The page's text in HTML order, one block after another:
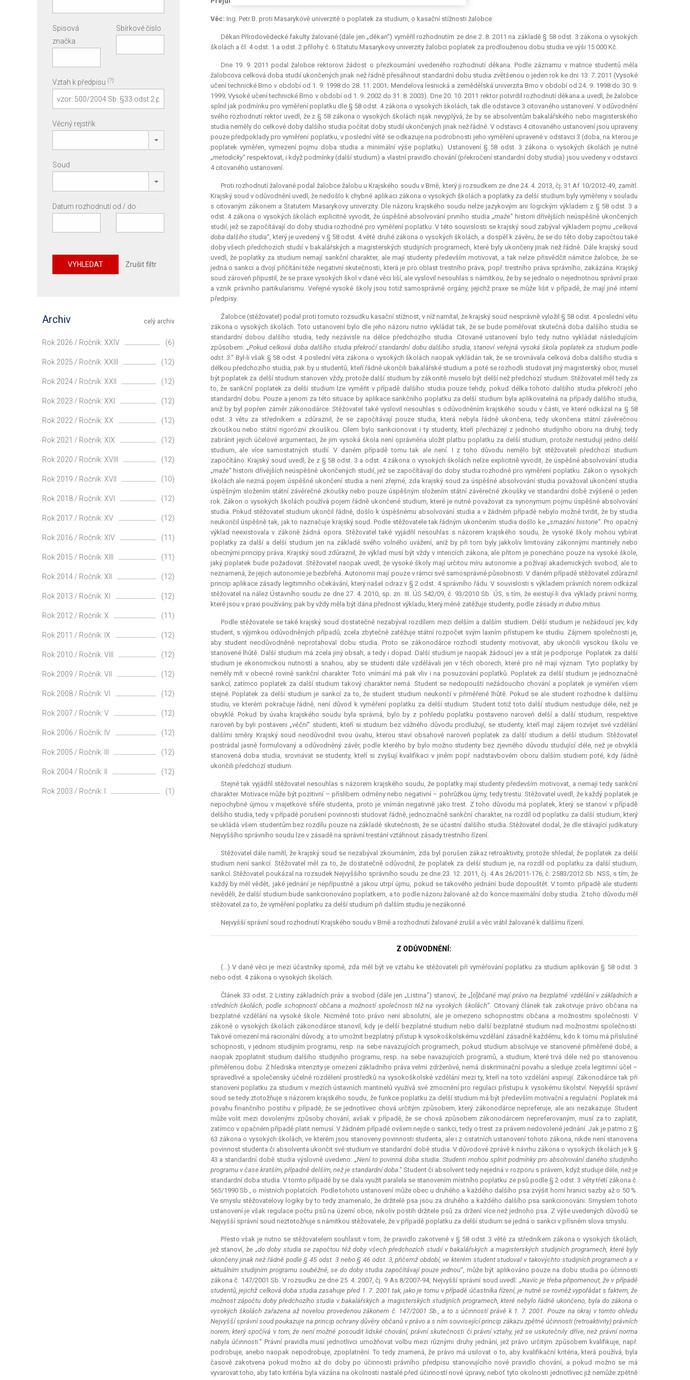
Věc: Ing. Petr B. proti Masarykově univerzitě o poplatek za studium, o kasační stížnosti žalobce.
Děkan Přírodovědecké fakulty žalované (dále jen „děkan“) vyměřil rozhodnutím ze dne 2. 8. 2011 na základě § 58 odst. 3 zákona o vysokých
školách a čl. 4 odst. 1 a odst. 2 přílohy č. 6 Statutu Masarykovy univerzity žalobci poplatek za prodlouženou dobu studia ve výši 15 000 Kč.
Dne 19. 9. 2011 podal žalobce rektorovi žádost o přezkoumání uvedeného rozhodnutí děkana. Podle záznamu v matrice studentů měla
žalobcova celková doba studií ukončených jinak než řádně přesáhnout standardní dobu studia zvětšenou o jeden rok ke dni 13. 7. 2011 (Vysoké
učení technické Brno v období od 1. 9. 1998 do 28. 11. 2001; Mendelova lesnická a zemědělská univerzita Brno v období od 24. 9. 1998 do 30. 9.
1999; Vysoké učení technické Brno v období od 1. 9. 2002 do 31. 8. 2003). Dne 20. 10. 2011 rektor potvrdil rozhodnutí děkana a uvedl, že žalobce
splnil jak podmínku pro vyměření poplatku dle § 58 odst. 4 zákona o vysokých školách, tak dle odstavce 3 citovaného ustanovení. V odůvodnění
svého rozhodnutí rektor uvedl, že z § 58 zákona o vysokých školách nijak nevyplývá, že by se absolventům bakalářského nebo magisterského
studia neměly do celkové doby dalšího studia počítat doby studií ukončených jinak než řádně. V odstavci 4 citovaného ustanovení jsou upraveny
pouze předpoklady pro vyměření poplatku, v poslední větě se odkazuje na podrobnosti jeho vyměření upravené v odstavci 3 (doba, na kterou je
poplatek vyměřen, vymezení pojmu doba studia a minimální výše poplatku). Ustanovení § 58 odst. 3 zákona o vysokých školách je nutné
„metodicky“ respektovat, i když podmínky (další studium) a vlastní pravidlo chování (překročení standardní doby studia) jsou uvedeny v odstavci
4 citovaného ustanovení.
Proti rozhodnutí žalované podal žalobce žalobu u Krajského soudu v Brně, který ji rozsudkem ze dne 24. 4. 2013, čj. 31 Af 10/2012-49, zamítl.
Krajský soud v odůvodnění uvedl, že nedošlo k chybné aplikaci zákona o vysokých školách a poplatky za delší studium byly vyměřeny v souladu
s citovaným zákonem a Statutem Masarykovy univerzity. Dle názoru krajského soudu nelze jazykovým ani logickým výkladem z § 58 odst. 3 a
odst. 4 zákona o vysokých školách explicitně vyvodit, že úspěšné absolvování prvního studia „maže“ historii dřívějších neúspěšně ukončených
studií, jež se započítávají do doby studia rozhodné pro vyměření poplatku. V této souvislosti se krajský soud zabýval výkladem pojmu „celková
doba dalšího studia“, který je uvedený v § 58 odst. 4 větě druhé zákona o vysokých školách, a dospěl k závěru, že se do této doby započtou také
doby všech předchozích studií v bakalářských a magisterských studijních programech, které byly ukončeny jinak než řádně. Dále krajský soud
uvedl, že poplatky za studium nemají sankční charakter, ale mají studenty především motivovat, a tak nelze přisvědčit námitce žalobce, že se
jedná o sankci a dvojí přičítání téže negativní skutečnosti, která je pro oblast trestního práva, popř. trestního práva správního, zakázána. Krajský
soud zároveň připustil, že se praxe vysokých škol v dané věci liší, ale vyslovil nesouhlas s námitkou, že by se jednalo o nejednotnou správní praxi
a vznik právního partikularismu. Veřejné vysoké školy jsou totiž samosprávné orgány, jejichž praxe se může lišit v případě, že mají jiné interní
předpisy.
Žalobce (stěžovatel) podal proti tomuto rozsudku kasační stížnost, v níž namítal, že krajský soud nesprávně vyložil § 58 odst. 4 poslední větu
zákona o vysokých školách. Toto ustanovení bylo dle jeho názoru nutno vykládat tak, že se bude poměřovat skutečná doba dalšího studia se
standardní dobou dalšího studia, tedy nezávisle na délce předchozího studia. Citované ustanovení bylo tedy nutno vykládat následujícím
způsobem: „Pokud celková doba dalšího studia překročí standardní dobu dalšího studia, stanoví veřejná vysoká škola poplatek za studium podle
odst. 3.“ Byl-li však § 58 odst. 4 poslední věta zákona o vysokých školách naopak vykládán tak, že se srovnávala celková doba dalšího studia s
délkou předchozího studia, pak by u studentů, kteří řádně ukončili bakalářské studium a poté se rozhodli studovat jiný magisterský obor, musel
být poplatek za delší studium stanoven vždy, protože další studium by zákonitě muselo být delší než předchozí studium. Stěžovatel měl tedy za
to, že sankční poplatek za delší studium lze vyměřit v případě dalšího studia pouze tehdy, pokud délka tohoto dalšího studia překročí jeho
standardní dobu. Pouze a jenom za této situace by aplikace sankčního poplatku za delší studium byla aplikovatelná na případy dalšího studia,
aniž by byl popřen záměr zákonodárce. Stěžovatel také vyslovil nesouhlas s odůvodněním krajského soudu v části, ve které odkázal na § 58
odst. 3 větu za středníkem a zdůraznil, že se započítávají pouze studia, která nebyla řádně ukončena, tedy ukončena státní závěrečnou
zkouškou nebo státnírigorózní zkouškou. Cílem bylo sankcionovat i ty studenty, kteří přecházejí z jednoho studijního oboru na druhý, tedy
zabránit jejich účelové argumentaci, že jim vysoká škola není oprávněna uložit platbu poplatku za delší studium, protože nestudují jedno delší
studium, ale více samostatných studií. V daném případě tomu tak ale není. I z toho důvodu nemělo být stěžovateli předchozí studium
započítáno. Krajský soud uvedl, že z § 58 odst. 3 a odst. 4 zákona o vysokých školách nelze explicitně vyvodit, že úspěšné absolvování studia
„maže“ historii dřívějších neúspěšně ukončených studií, jež se započítávají do doby studia rozhodné pro vyměření poplatku. Zákon o vysokých
školách ale nezná pojem úspěšné ukončení studia a není zřejmé, zda krajský soud za úspěšné absolvování studia považoval ukončení studia
úspěšným složením státní závěrečné zkoušky nebo pouze úspěšným složením státní závěrečné zkoušky ve standardní době zvýšené o jeden
rok. Zákon o vysokých školách používá pojem řádně ukončené studium, které je nutné považovat za synonymum pojmu úspěšné absolvování
studia. Pokud stěžovatel studium ukončil řádně, došlo k úspěšnému absolvování studia a v žádném případě nebylo možné tvrdit, že by studia
neukončil úspěšně tak, jak to naznačuje krajský soud. Podle stěžovatele tak řádným ukončením studia došlo ke „smazání historie“. Pro opačný
výklad neexistovala v zákoně žádná opora. Stěžovatel také vyjádřil nesouhlas s názorem krajského soudu, že vysoké školy mohou vybírat
poplatky za další a delší studium jen na základě svého volného uvážení, aniž by při tom byly jakkoliv limitovány zákonnými mantinely nebo
obecnými principy práva. Krajský soud zdůraznil, že výklad musí být vždy v intencích zákona, ale přitom je ponecháno pouze na vysoké škole,
jaký poplatek bude požadovat. Stěžovatel naopak uvedl, že vysoké školy mají určitou míru autonomie a požívají akademických svobod, ale to
neznamená, že jejich autonomie je bezbřehá. Autonomii mají pouze v rámci své samosprávné působnosti. V daném případě stěžovatel zdůraznil
princip aplikace zásady legitimního očekávání, který našel odraz v § 2 odst. 4 správního řádu. V souvislosti s výkladem právních norem odkázal
stěžovatel na nález Ústavního soudu ze dne 27. 4. 2010, sp. zn. III. ÚS 542/09, č. 93/2010 Sb. ÚS, s tím, že existují-li dva výklady právní normy,
které jsou v praxi používány, pak by vždy měla být dána přednost výkladu, který méně zatěžuje studenty, podle zásady in dubio mitius.
Podle stěžovatele se také krajský soud dostatečně nezabýval rozdílem mezi delším a dalším studiem. Delší studium je nežádoucí jev, kdy
student, s výjimkou odůvodněných případů, zcela zbytečně zatěžuje státní rozpočet svým laxním přístupem ke studiu. Zájmem společnosti je,
aby student neodůvodněně neprotahoval dobu studia. Proto se zákonodárce rozhodl studenty motivovat, aby ukončili vysokou školu ve
stanovené lhůtě. Další studium má zcela jiný obsah, a tedy i dopad. Další studium je naopak žádoucí jev a stát je podporuje. Poplatek za další
studium je ekonomickou nutností a snahou, aby se studenti dále vzdělávali jen v těch oborech, které pro ně mají význam. Tyto poplatky by
neměly mít v obecné rovině sankční charakter. Toto vnímání má pak vliv i na posuzování poplatků. Poplatek za delší studium je jednoznačně
sankcí, zatímco poplatek za další studium takový charakter nemá. Student se nedopouští nežádoucího chování a poplatek je vyměřen všem
stejně. Poplatek za delší studium je sankcí za to, že student studium neukončí v přiměřené lhůtě. Pokud se ale student rozhodne k dalšímu
studiu, ve kterém pokračuje řádně, není důvod k vyměření poplatku za delší studium. Student totiž toto další studium nestuduje déle, než je
obvyklé. Pokud by úvaha krajského soudu byla správná, bylo by z pohledu poplatku postaveno naroveň delší a další studium, respektive
naroveň by byli postaveni „věční“ studenti, kteří si studium bez vážného důvodu prodlužují, se studenty, kteří mají zájem rozvíjet své vzdělání
dalšími směry. Krajský soud neodůvodnil svou úvahu, kterou staví obsahově naroveň poplatek za další studium a delší studium. Stěžovatel
postrádal jasně formulovaný a odůvodněný závěr, podle kterého by bylo možno studenty bez zjevného důvodu studující déle, než je obvyklá
stanovená doba studia, srovnávat se studenty, kteří si zvyšují kvalifikaci v jiném popř. nadstavbovém oboru dalším studiem poté, kdy řádně
ukončili předchozí studium.
Stejně tak vyjádřil stěžovatel nesouhlas s názorem krajského soudu, že poplatky mají studenty především motivovat, a nemají tedy sankční
charakter. Motivace může být pozitivní – příslibem odměny nebo negativní – pohrůžkou újmy, tedy trestu. Stěžovatel uvedl, že každý poplatek je
nepochybně újmou v majetkové sféře studenta, proto je vnímán negativně jako trest. Z toho důvodu má poplatek, který se stanoví v případě
delšího studia, tedy v případě porušení povinnosti studovat řádně, jednoznačně sankční charakter, na rozdíl od poplatku za další studium, který
se ukládá všem studentům bez rozdílu pouze na základě skutečnosti, že se účastní dalšího studia. Stěžovatel dodal, že dle stávající judikatury
Nejvyššího správního soudu lze v zásadě na správní trestání vztáhnout zásady trestního řízení.
Stěžovatel dále namítl, že krajský soud se nezabýval zkoumáním, zda byl porušen zákaz retroaktivity, protože shledal, že poplatek za delší
studium není sankcí. Stěžovatel měl za to, že dostatečně odůvodnil, že poplatek za delší studium je, na rozdíl od poplatku za další studium,
sankcí. Stěžovatel poukázal na rozsudek Nejvyššího správního soudu ze dne 23. 12. 2011, čj. 4 As 26/2011-176, č. 2583/2012 Sb. NSS, s tím, že
každý by měl vědět, jaké jednání je nepřípustné a jakou utrpí újmu, pokud se takového jednání bude dopouštět. V tomto případě ale studenti
nevěděli, že další studium bude sankcionováno poplatkem, a to podle názoru žalované až do konce maximální doby studia. Z toho důvodu měl
stěžovatel za to, že vyměření poplatku za delší studium při dalším studiu je nezákonné.
Nejvyšší správní soud rozhodnutí Krajského soudu v Brně a rozhodnutí žalované zrušil a věc vrátil žalované k dalšímu řízení.
Z ODŮVODNĚNÍ:
(...) V dané věci je mezi účastníky sporné, zda měl být ve vztahu ke stěžovateli při vyměřování poplatku za studium aplikován § 58 odst. 3
nebo odst. 4 zákona o vysokých školách.
Článek 33 odst. 2 Listiny základních práv a svobod (dále jen „Listina“) stanoví, že „[o] bčané mají právo na bezplatné vzdělání v základních a
středních školách, podle schopností občana a možností společnosti též na vysokých školách“. Citovaný článek tak zakotvuje právo občana na
bezplatné vzdělání na vysoké škole. Nicméně toto právo není absolutní, ale je omezeno schopnostmi občana a možnostmi společnosti. V
zákoně o vysokých školách zákonodárce stanovil, kdy je delší bezplatné studium nebo další bezplatné studium nad možnostmi společnosti.
Takové omezení má racionální důvody, a to umožnit bezplatný přístup k vysokoškolskému vzdělání zásadně každému, kdo k tomu má příslušné
schopnosti, v jednom studijním programu, resp. na sebe navazujících programech, pokud studium absolvuje ve stanovené přiměřené době, a
naopak zpoplatnit studium dalšího studijního programu, resp. na sebe navazujících programů, a studium, které trvá déle než po stanovenou
přiměřenou dobu. Z hlediska intenzity je omezení základního práva velmi zdrženlivé, nemá diskriminační povahu a sleduje zcela legitimní účel –
spravedlivé a společensky účelné rozdělení prostředků na vysokoškolské vzdělání mezi ty, kteří na toto vzdělání aspirují. Zákonodárce tak při
stanovení poplatku za studium v mezích ústavních mantinelů využívá své zmocnění pro regulaci přístupu k vysokému školství. Nejvyšší správní
soud se tedy ztotožňuje s názorem krajského soudu, že funkce poplatku za delší studium má být především motivační a regulační. Poplatek má
povahu finančního postihu v případě, že se jednotlivec chová určitým způsobem, který zákonodárce nepreferuje, ale ani nezakazuje. Student
může volit mezi dovolenými způsoby chování, avšak v případě, že se chová způsobem zákonodárcem nepreferovaným, musí za to zaplatit,
zatímco v opačném případě platit nemusí. V žádném případě ovšem nejde o sankci, tedy o trest za právem nedovolené jednání. Jak je patrno z §
63 zákona o vysokých školách, ve kterém jsou stanoveny povinnosti studenta, ale i z ostatních ustanovení tohoto zákona, nikde není stanovena
povinnost studenta či absolventa ukončit své studium ve standardní době studia. V důvodové zprávě k návrhu zákona o vysokých školách je k §
43 a standardní době studia výslovně uvedeno: „Není to povinná doba studia. Studenti mohou splnit podmínky pro absolvování daného studijního
programu v čase kratším, případně delším, než je standardní doba.“ Student či absolvent tedy nejedná v rozporu s právem, když studuje déle, než je
standardní doba studia. V tomto případě by se dala využít paralela se stanovením místního poplatku ze psů podle § 2 odst. 3 věty třetí zákona č.
565/1990 Sb., o místních poplatcích. Podle tohoto ustanovení může obec u druhého a každého dalšího psa zvýšit horní hranici sazby až o 50 %.
Ve smyslu stěžovatelovy logiky by to tedy znamenalo, že držitelé psa jsou za druhého a každého dalšího psa sankcionováni. Smyslem tohoto
ustanovení je však regulace počtu psů na území obce, nikoliv postih držitele psů za držení více než jednoho psa. Z výše uvedených důvodů se
Nejvyšší správní soud neztotožňuje s námitkou stěžovatele, že v případě poplatku za delší studium se jedná o sankci v přísném slova smyslu.
Přesto však je nutno se stěžovatelem souhlasit v tom, že pravidlo zakotvené v § 58 odst. 3 větě za středníkem zákona o vysokých školách,
jež stanoví, že „do doby studia se započtou též doby všech předchozích studií v bakalářských a magisterských studijních programech, které byly
ukončeny jinak než řádně podle § 45 odst. 3 nebo § 46 odst. 3, přičemž období, ve kterém student studoval v takovýchto studijních programech a v
aktuálním studijním programu souběžně, se do doby studia započítávají pouze jednou“, může být aplikováno pouze na dobu studia po účinnosti
zákona č. 147/2001 Sb. V rozsudku ze dne 25. 4. 2007, čj. 9 As 8/2007-94, Nejvyšší správní soud uvedl: „Navíc je třeba připomenout, že v případě
studentů, jejichž celková doba studia zasahuje před 1. 7. 2001 tak, jako je tomu v případě účastníka řízení, je nutné se rovněž vypořádat s faktem, že
možnost zápočtu doby předchozího studia v bakalářských a magisterských studijních programech, které nebylo řádně ukončeno, byla do zákona o
vysokých školách zařazena až novelou provedenou zákonem č. 147/2001 Sb., a to s účinností právě k 1. 7. 2001. Pouze na okraj v tomto ohledu
Nejvyšší správní soud poukazuje na princip ochrany důvěry občanů v právo a s ním související princip zákazu zpětné účinnosti (retroaktivity) právních
norem, který spočívá v tom, že není možné posoudit lidské chování, právní skutečnosti či právní vztahy, jež se uskutečnily dříve, než právní norma
nabyla účinnosti.“ Právní pravidla musí jednotlivci umožňovat volbu mezi různými druhy jednání, jež právo určitým způsobem kvalifikuje, např.
podrobuje, anebo naopak nepodrobuje, zpoplatnění. To tedy znamená, že právo má usilovat o to, aby kvalifikační kritéria, která používá, byla
časově zakotvena pokud možno až do doby po účinnosti právního předpisu stanovujícího nové pravidlo chování, a pokud možno se má
vyvarovat toho, aby tato kritéria byla vázána na okolnosti nastalé před účinností nové úpravy, neboť tyto okolnosti jednotlivec již nemůže zpětně
Spisová
značka
Sbírkové číslo
Vztah k předpisu (?)
Věcný rejstřík
Soud
Datum rozhodnutí od / do
VYHLEDAT Zrušit filtr
celý archiv
Archiv
Rok 2026 / Ročník: XXIV (6)
Rok 2025 / Ročník: XXIII (12)
Rok 2024 / Ročník: XXII (12)
Rok 2023 / Ročník: XXI (12)
Rok 2022 / Ročník: XX (12)
Rok 2021 / Ročník: XIX (12)
Rok 2020 / Ročník: XVIII (12)
Rok 2019 / Ročník: XVII (10)
Rok 2018 / Ročník: XVI (12)
Rok 2017 / Ročník: XV (12)
Rok 2016 / Ročník: XIV (11)
Rok 2015 / Ročník: XIII (11)
Rok 2014 / Ročník: XII (12)
Rok 2013 / Ročník: XI (12)
Rok 2012 / Ročník: X (11)
Rok 2011 / Ročník: IX (12)
Rok 2010 / Ročník: VIII (12)
Rok 2009 / Ročník: VII (12)
Rok 2008 / Ročník: VI (12)
Rok 2007 / Ročník: V (12)
Rok 2006 / Ročník: IV (12)
Rok 2005 / Ročník: III (12)
Rok 2004 / Ročník: II (12)
Rok 2003 / Ročník: I (1)